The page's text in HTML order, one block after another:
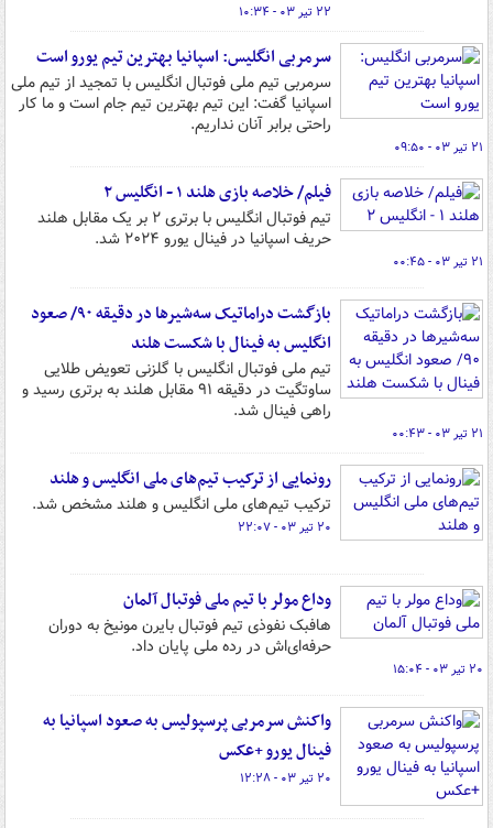
۲۲ تیر ۰۳ - ۱۰:۳۴
سرمربی انگلیس: اسپانیا بهترین تیم یورو است
سرمربی تیم ملی فوتبال انگلیس با تمجید از تیم ملی
اسپانیا گفت: این تیم بهترین تیم جام است و ما کار
راحتی برابر آنان نداریم.
۲۱ تیر ۰۳ - ۰۹:۵۰
فیلم/ خلاصه بازی هلند ۱ - انگلیس ۲
تیم فوتبال انگلیس با برتری ۲ بر یک مقابل هلند
حریف اسپانیا در فینال یورو ۲۰۲۴ شد.
۲۱ تیر ۰۳ - ۰۰:۴۵
بازگشت دراماتیک سه‌شیرها در دقیقه ۹۰/ صعود
انگلیس به فینال با شکست هلند
تیم ملی فوتبال انگلیس با گلزنی تعویض طلایی
ساوتگیت در دقیقه ۹۱ مقابل هلند به برتری رسید و
راهی فینال شد.
۲۱ تیر ۰۳ - ۰۰:۴۳
رونمایی از ترکیب تیم‌های ملی انگلیس و هلند
ترکیب تیم‌های ملی انگلیس و هلند مشخص شد.
۲۰ تیر ۰۳ - ۲۲:۰۷
وداع مولر با تیم ملی فوتبال آلمان
هافبک نفوذی تیم فوتبال بایرن مونیخ به دوران
حرفه‌ای‌اش در رده ملی پایان داد.
۲۰ تیر ۰۳ - ۱۵:۰۴
واکنش سرمربی پرسپولیس به صعود اسپانیا به
فینال یورو +عکس
۲۰ تیر ۰۳ - ۱۲:۲۸